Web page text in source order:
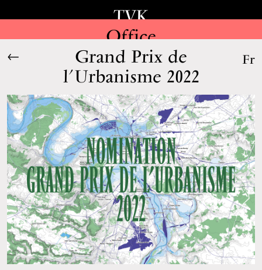
Fr
TVK
Office
←
Grand Prix de
l’Urbanisme 2022